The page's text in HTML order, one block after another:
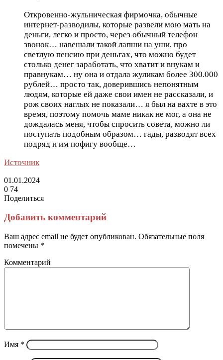
Откровенно-жульническая фирмочка, обычные
интернет-разводилы, которые развели мою мать на
деньги, легко и просто, через обычный телефон
звонок… навешали такой лапши на уши, про
светлую пенсию при деньгах, что можно будет
столько денег заработать, что хватит и внукам и
правнукам… ну она и отдала жуликам более 300.000
рублей… просто так, доверившись непонятным
людям, которые ей даже свои имен не рассказали, и
рож своих наглых не показали… я был на вахте в это
время, поэтому помочь маме никак не мог, а она не
дождалась меня, чтобы спросить совета, можно ли
поступать подобным образом… гады, разводят всех
подряд и им пофигу вообще…
Источник
01.01.2024
0 74
Поделиться
через
электронную
почту
Добавить комментарий
Ваш адрес email не будет опубликован. Обязательные поля
помечены *
Комментарий
Имя *